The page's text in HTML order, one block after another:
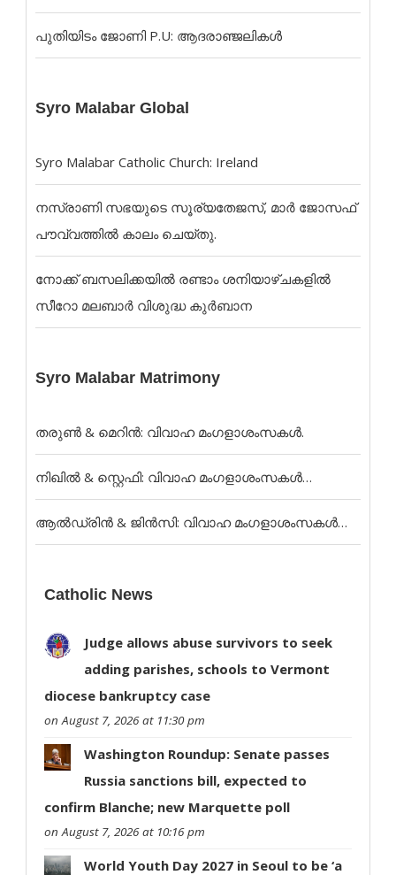
പുതിയിടം ജോണി P.U: ആദരാഞ്ജലികൾ
Syro Malabar Global
Syro Malabar Catholic Church: Ireland
നസ്രാണി സഭയുടെ സൂര്യതേജസ്, മാർ ജോസഫ്
പൗവ്വത്തിൽ കാലം ചെയ്തു.
നോക്ക് ബസലിക്കയില്‍ രണ്ടാം ശനിയാഴ്ചകളില്‍
സീറോ മലബാര്‍ വിശുദ്ധ കുര്‍ബാന
Syro Malabar Matrimony
തരുൺ & മെറിൻ: വിവാഹ മംഗളാശംസകൾ.
നിഖിൽ & സ്റ്റെഫി: വിവാഹ മംഗളാശംസകൾ…
ആൽഡ്രിൻ & ജിൻസി: വിവാഹ മംഗളാശംസകൾ…
Catholic News
Judge allows abuse survivors to seek
adding parishes, schools to Vermont
diocese bankruptcy case
on August 7, 2026 at 11:30 pm
Washington Roundup: Senate passes
Russia sanctions bill, expected to
confirm Blanche; new Marquette poll
on August 7, 2026 at 10:16 pm
World Youth Day 2027 in Seoul to be ‘a